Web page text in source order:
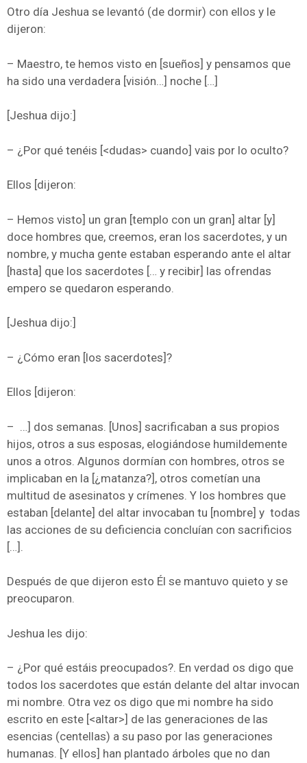
Otro día Jeshua se levantó (de dormir) con ellos y le
dijeron:
– Maestro, te hemos visto en [sueños] y pensamos que
ha sido una verdadera [visión…] noche […]
[Jeshua dijo:]
– ¿Por qué tenéis [<dudas> cuando] vais por lo oculto?
Ellos [dijeron:
– Hemos visto] un gran [templo con un gran] altar [y]
doce hombres que, creemos, eran los sacerdotes, y un
nombre, y mucha gente estaban esperando ante el altar
[hasta] que los sacerdotes [… y recibir] las ofrendas
empero se quedaron esperando.
[Jeshua dijo:]
– ¿Cómo eran [los sacerdotes]?
Ellos [dijeron:
– …] dos semanas. [Unos] sacrificaban a sus propios
hijos, otros a sus esposas, elogiándose humildemente
unos a otros. Algunos dormían con hombres, otros se
implicaban en la [¿matanza?], otros cometían una
multitud de asesinatos y crímenes. Y los hombres que
estaban [delante] del altar invocaban tu [nombre] y todas
las acciones de su deficiencia concluían con sacrificios
[…].
Después de que dijeron esto Él se mantuvo quieto y se
preocuparon.
Jeshua les dijo:
– ¿Por qué estáis preocupados?. En verdad os digo que
todos los sacerdotes que están delante del altar invocan
mi nombre. Otra vez os digo que mi nombre ha sido
escrito en este [<altar>] de las generaciones de las
esencias (centellas) a su paso por las generaciones
humanas. [Y ellos] han plantado árboles que no dan